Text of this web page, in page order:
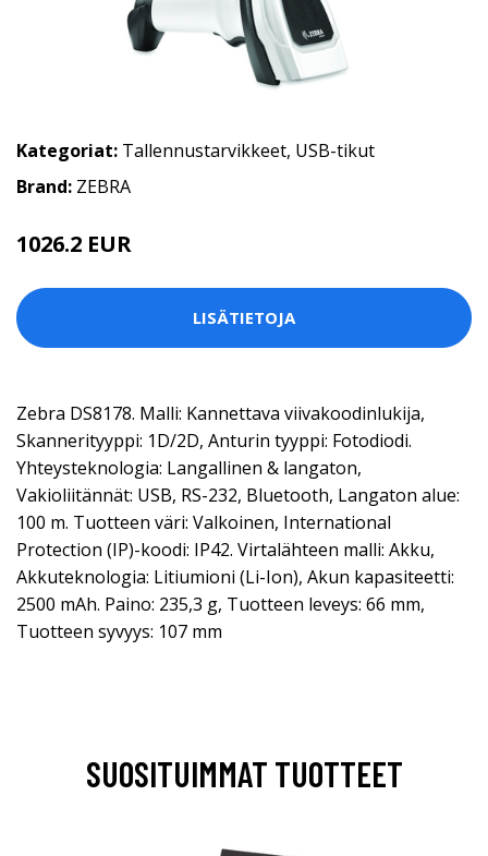
Kategoriat: Tallennustarvikkeet, USB-tikut
Brand: ZEBRA
1026.2 EUR
LISÄTIETOJA
Zebra DS8178. Malli: Kannettava viivakoodinlukija,
Skannerityyppi: 1D/2D, Anturin tyyppi: Fotodiodi.
Yhteysteknologia: Langallinen & langaton,
Vakioliitännät: USB, RS-232, Bluetooth, Langaton alue:
100 m. Tuotteen väri: Valkoinen, International
Protection (IP)-koodi: IP42. Virtalähteen malli: Akku,
Akkuteknologia: Litiumioni (Li-Ion), Akun kapasiteetti:
2500 mAh. Paino: 235,3 g, Tuotteen leveys: 66 mm,
Tuotteen syvyys: 107 mm
SUOSITUIMMAT TUOTTEET